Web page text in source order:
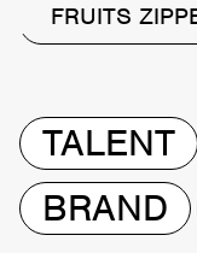
FRUITS
TALENT
BRAND